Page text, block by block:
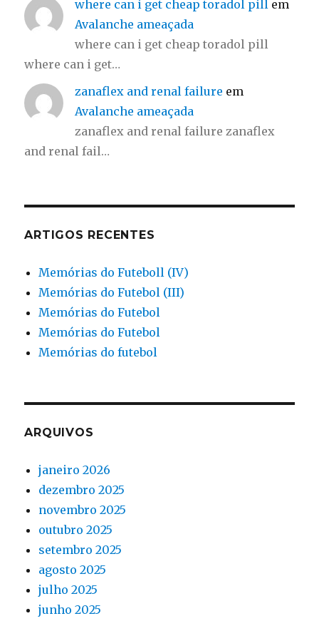
where can i get cheap toradol pill em
Avalanche ameaçada
where can i get cheap toradol pill
where can i get…
zanaflex and renal failure em
Avalanche ameaçada
zanaflex and renal failure zanaflex
and renal fail…
ARTIGOS RECENTES
Memórias do Futeboll (IV)
Memórias do Futebol (III)
Memórias do Futebol
Memórias do Futebol
Memórias do futebol
ARQUIVOS
janeiro 2026
dezembro 2025
novembro 2025
outubro 2025
setembro 2025
agosto 2025
julho 2025
junho 2025